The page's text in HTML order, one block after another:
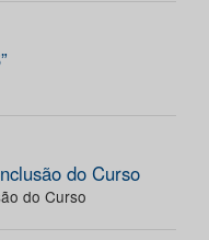
do Curso
do Curso